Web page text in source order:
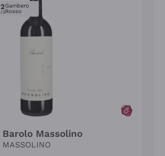
2
/3
Gambero
Rosso
Barolo Massolino
MASSOLINO